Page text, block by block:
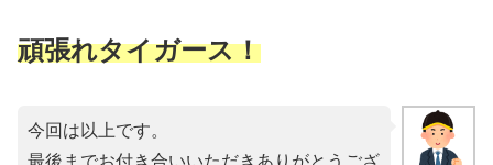
頑張れタイガース！
今回は以上です。
最後までお付き合いいただきありがとうござ